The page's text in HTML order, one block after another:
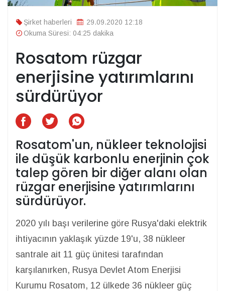
Şirket haberleri
29.09.2020 12:18
Okuma Süresi: 04:25 dakika
Rosatom rüzgar
enerjisine yatırımlarını
sürdürüyor
Rosatom'un, nükleer teknolojisi
ile düşük karbonlu enerjinin çok
talep gören bir diğer alanı olan
rüzgar enerjisine yatırımlarını
sürdürüyor.
2020 yılı başı verilerine göre Rusya'daki elektrik
ihtiyacının yaklaşık yüzde 19'u, 38 nükleer
santrale ait 11 güç ünitesi tarafından
karşılanırken, Rusya Devlet Atom Enerjisi
Kurumu Rosatom, 12 ülkede 36 nükleer güç